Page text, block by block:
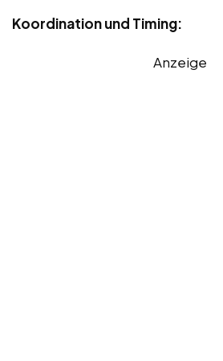
Koordination und Timing:
Anzeige